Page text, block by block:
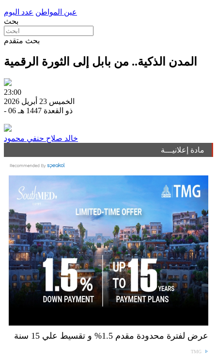
عين المواطن عدد اليوم
بحث
بحث متقدم
المدن الذكية.. من بابل إلى الثورة الرقمية
23:00
الخميس 23 أبريل 2026
- 06 ذو القعدة 1447 هـ
خالد صلاح حنفي محمود
مادة إعلانيـــة
عرض لفترة محدودة مقدم 1.5% و تقسيط علي 15 سنة
TMG